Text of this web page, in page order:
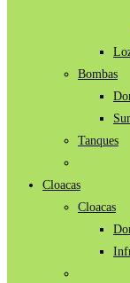
Bombas
Tanques
Cloacas
Cloacas